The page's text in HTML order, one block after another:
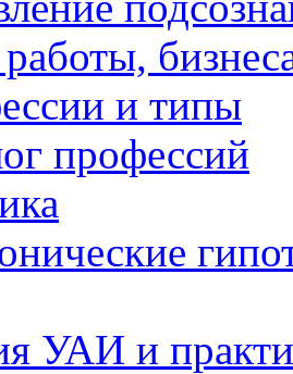
и типы
профессий
УАИ и